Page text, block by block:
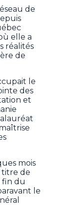
de
elle a
réalités
de
le
des
et
mois
titre de
fin du
le